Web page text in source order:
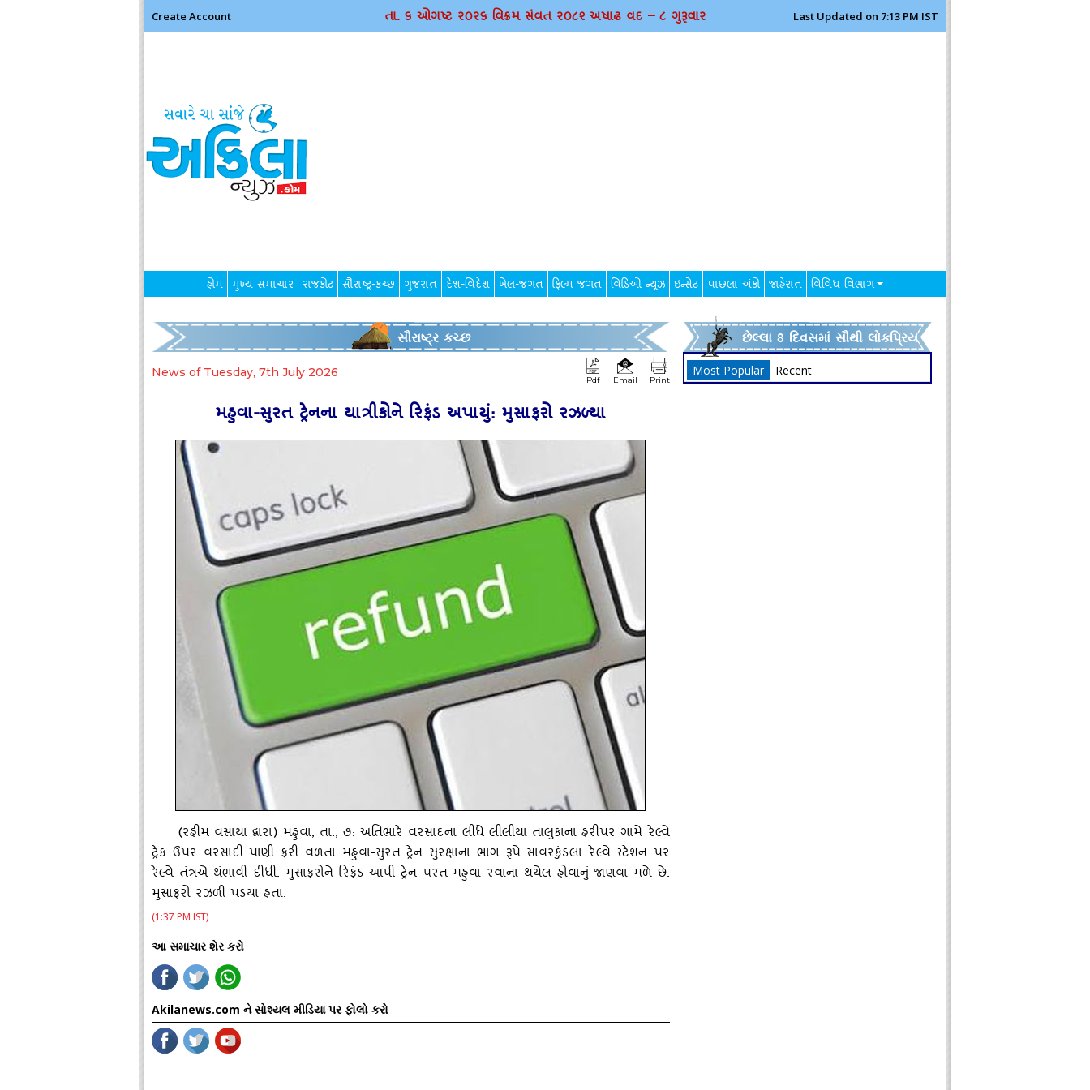
Create Account તા. ૬ ઓગષ્ટ ર૦ર૬ વિક્રમ સંવત ર૦૮૨ અષાઢ વદ – ૮ ગુરૂવાર Last Updated on 7:13 PM IST
હોમ મુખ્ય સમાચાર રાજકોટ સૌરાષ્ટ્ર-કચ્છ ગુજરાત દેશ-વિદેશ ખેલ-જગત ફિલ્મ જગત વિડિઓ ન્યૂઝ ઇન્સેટ પાછલા અંકો જાહેરાત વિવિધ વિભાગ
સૌરાષ્ટ્ર કચ્છ
News of Tuesday, 7th July 2026
Pdf Email Print
મહુવા-સુરત ટ્રેનના યાત્રીકોને રિફંડ અપાયું: મુસાફરો રઝળ્‍યા
(રહીમ વસાયા દ્વારા) મહુવા, તા., ૭: અતિભારે વરસાદના લીધે લીલીયા તાલુકાના હરીપર ગામે રેલ્‍વે
ટ્રેક ઉપર વરસાદી પાણી ફરી વળતા મહુવા-સુરત ટ્રેન સુરક્ષાના ભાગ રૂપે સાવરકુંડલા રેલ્‍વે સ્‍ટેશન પર
રેલ્‍વે તંત્રએ થંભાવી દીધી. મુસાફરોને રિફંડ આપી ટ્રેન પરત મહુવા રવાના થયેલ હોવાનું જાણવા મળે છે.
મુસાફરો રઝળી પડયા હતા.
(1:37 PM IST)
આ સમાચાર શેર કરો
Akilanews.com ને સોશ્યલ મીડિયા પર ફોલો કરો
છેલ્લા 8 દિવસમાં સૌથી લોકપ્રિય
Most Popular Recent